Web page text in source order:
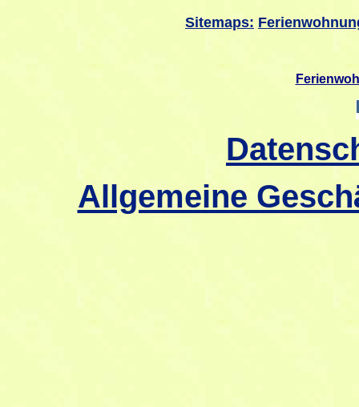
Sitemaps:
Allgemeine